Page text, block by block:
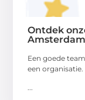
Ontdek
Amsterdam
Een goede
een
...